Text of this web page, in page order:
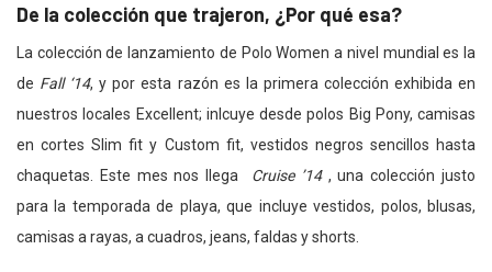
De la colección que trajeron, ¿Por qué esa?
La colección de lanzamiento de Polo Women a nivel mundial es la
de Fall ‘14, y por esta razón es la primera colección exhibida en
nuestros locales Excellent; inlcuye desde polos Big Pony, camisas
en cortes Slim fit y Custom fit, vestidos negros sencillos hasta
chaquetas. Este mes nos llega Cruise ’14, una colección justo
para la temporada de playa, que incluye vestidos, polos, blusas,
camisas a rayas, a cuadros, jeans, faldas y shorts.